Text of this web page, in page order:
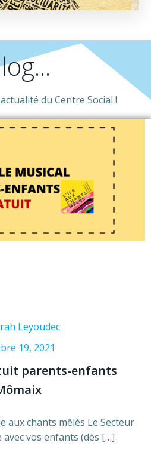
du Centre Social !
Leyoudec
19, 2021
parents-enfants
aux chants mêlés Le Secteur
vos enfants (dès […]